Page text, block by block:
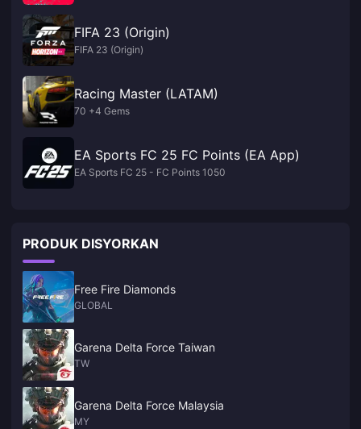
FIFA 23 (Origin)
FIFA 23 (Origin)
Racing Master (LATAM)
70 +4 Gems
EA Sports FC 25 FC Points (EA App)
EA Sports FC 25 - FC Points 1050
PRODUK DISYORKAN
Free Fire Diamonds
GLOBAL
Garena Delta Force Taiwan
TW
Garena Delta Force Malaysia
MY